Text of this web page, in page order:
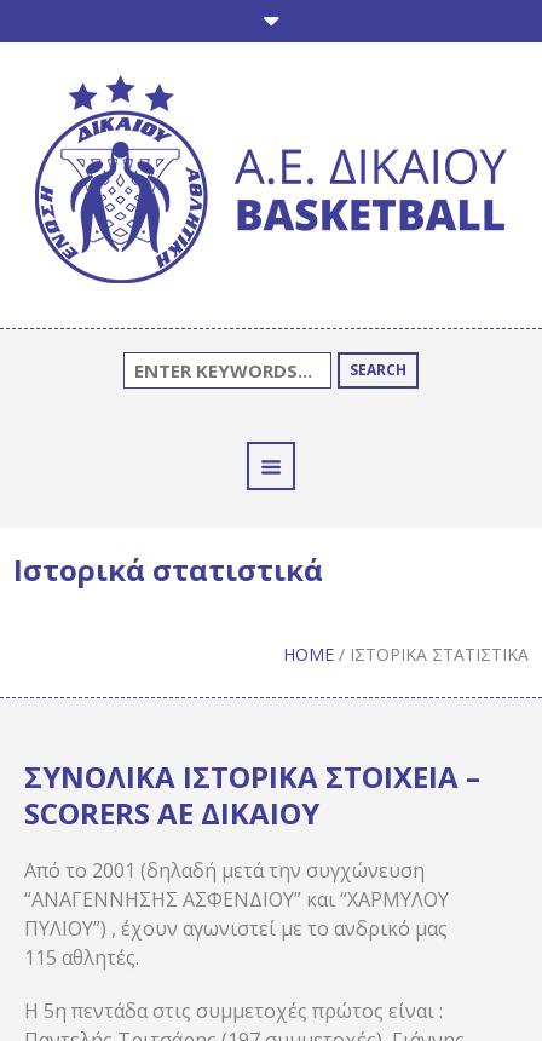
SEARCH
Ιστορικά στατιστικά
HOME / ΙΣΤΟΡΙΚΆ ΣΤΑΤΙΣΤΙΚΆ
ΣΥΝΟΛΙΚΑ ΙΣΤΟΡΙΚΑ ΣΤΟΙΧΕΙΑ –
SCORERS ΑΕ ΔΙΚΑΙΟΥ
Από το 2001 (δηλαδή μετά την συγχώνευση
“ΑΝΑΓΕΝΝΗΣΗΣ ΑΣΦΕΝΔΙΟΥ” και “ΧAΡΜΥΛΟΥ
ΠΥΛΙΟΥ”) , έχουν αγωνιστεί με το ανδρικό μας
115 αθλητές.
H 5η πεντάδα στις συμμετοχές πρώτος είναι :